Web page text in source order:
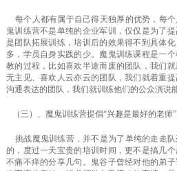
每个人都有属于自己得天独厚的优势，每
鬼训练营不是单纯的企业军训，仅仅是为了
是团队拓展训练，培训后的效果得不到具体
多，学员自身实践的少。魔鬼训练课程是一
教的过程，比如喜欢半途而废的团队，我们
无主见、喜欢人云亦云的团队，我们就着重
沟通表达的团队，我们就训练他们的公众演说
（三）、魔鬼训练营提倡“兴趣是最好的老师”
挑战魔鬼训练营，并不是为了单纯的走走
的，度过一天宝贵的培训时间，更不是搞几
不痛不痒的分享几句。鬼谷子曾经对他的弟